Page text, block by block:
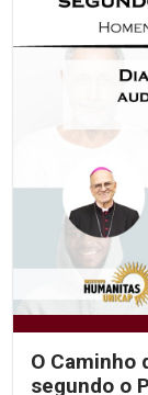
O Caminho
segundo o